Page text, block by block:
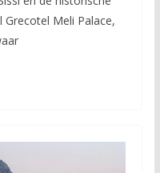
Meli Palace,